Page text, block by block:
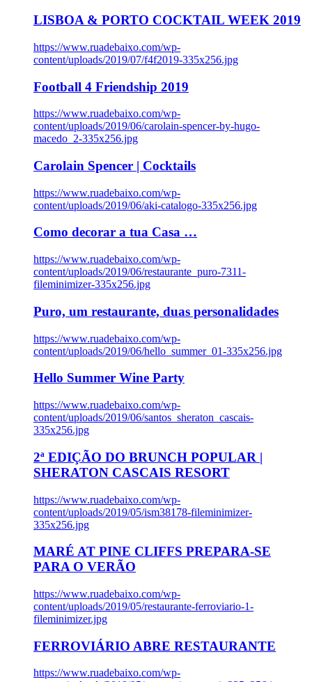
LISBOA & PORTO COCKTAIL WEEK 2019
https://www.ruadebaixo.com/wp-
content/uploads/2019/07/f4f2019-335x256.jpg
Football 4 Friendship 2019
https://www.ruadebaixo.com/wp-
content/uploads/2019/06/carolain-spencer-by-hugo-
macedo_2-335x256.jpg
Carolain Spencer | Cocktails
https://www.ruadebaixo.com/wp-
content/uploads/2019/06/aki-catalogo-335x256.jpg
Como decorar a tua Casa …
https://www.ruadebaixo.com/wp-
content/uploads/2019/06/restaurante_puro-7311-
fileminimizer-335x256.jpg
Puro, um restaurante, duas personalidades
https://www.ruadebaixo.com/wp-
content/uploads/2019/06/hello_summer_01-335x256.jpg
Hello Summer Wine Party
https://www.ruadebaixo.com/wp-
content/uploads/2019/06/santos_sheraton_cascais-
335x256.jpg
2ª EDIÇÃO DO BRUNCH POPULAR |
SHERATON CASCAIS RESORT
https://www.ruadebaixo.com/wp-
content/uploads/2019/05/ism38178-fileminimizer-
335x256.jpg
MARÉ AT PINE CLIFFS PREPARA-SE
PARA O VERÃO
https://www.ruadebaixo.com/wp-
content/uploads/2019/05/restaurante-ferroviario-1-
fileminimizer.jpg
FERROVIÁRIO ABRE RESTAURANTE
https://www.ruadebaixo.com/wp-